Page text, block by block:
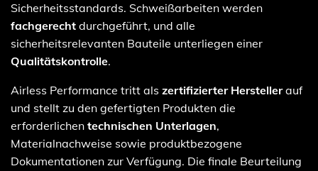
Sicherheitsstandards. Schweißarbeiten werden
fachgerecht durchgeführt, und alle
sicherheitsrelevanten Bauteile unterliegen einer
Qualitätskontrolle.
Airless Performance tritt als zertifizierter Herstellerauf
und stellt zu den gefertigten Produkten die
erforderlichen technischen Unterlagen,
Materialnachweise sowie produktbezogene
Dokumentationen zur Verfügung. Die finale Beurteilung